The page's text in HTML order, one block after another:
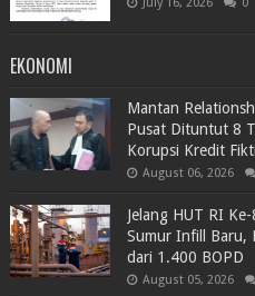
EKONOMI
Mantan
Pusat Dituntut 8
Korupsi Kredit
August 06, 2026
Jelang HUT RI
Sumur Infill Baru,
dari 1.400 BOPD
August 05, 2026